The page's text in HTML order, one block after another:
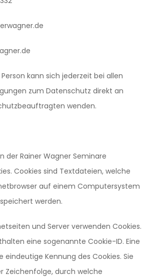
kann sich jederzeit bei allen
zum Datenschutz direkt an
wenden.
der Rainer Wagner Seminare
Cookies sind Textdateien, welche
auf einem Computersystem
werden.
und Server verwenden Cookies.
eine sogenannte Cookie-ID. Eine
eindeutige Kennung des Cookies. Sie
Zeichenfolge, durch welche